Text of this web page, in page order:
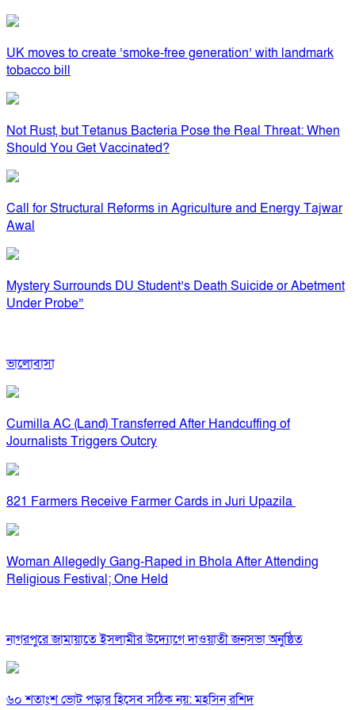
UK moves to create ‘smoke-free generation’ with landmark
tobacco bill
Not Rust, but Tetanus Bacteria Pose the Real Threat: When
Should You Get Vaccinated?
Call for Structural Reforms in Agriculture and Energy Tajwar
Awal
Mystery Surrounds DU Student’s Death Suicide or Abetment
Under Probe”
ভালোবাসা
Cumilla AC (Land) Transferred After Handcuffing of
Journalists Triggers Outcry
821 Farmers Receive Farmer Cards in Juri Upazila
Woman Allegedly Gang-Raped in Bhola After Attending
Religious Festival; One Held
নাগরপুরে জামায়াতে ইসলামীর উদ্যোগে দাওয়াতী জনসভা অনুষ্ঠিত
৬০ শতাংশ ভোট পড়ার হিসেব সঠিক নয়: মহসিন রশিদ